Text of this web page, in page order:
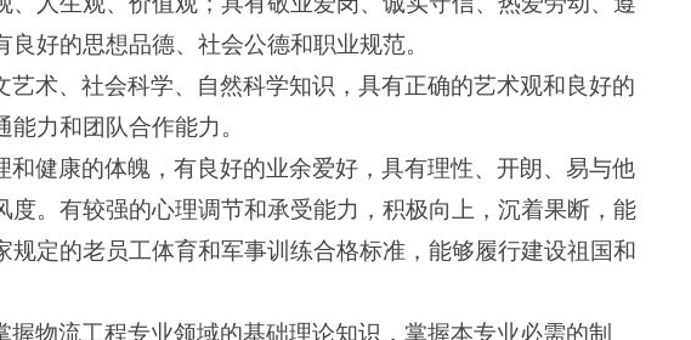
好的思想品德、社会公德和职业规范。
艺术、社会科学、自然科学知识，具有正确的艺术观和良好的
力和团队合作能力。
和健康的体魄，有良好的业余爱好，具有理性、开朗、易与他
度。有较强的心理调节和承受能力，积极向上，沉着果断，能
规定的老员工体育和军事训练合格标准，能够履行建设祖国和
物流工程专业领域的基础理论知识，掌握本专业必需的制